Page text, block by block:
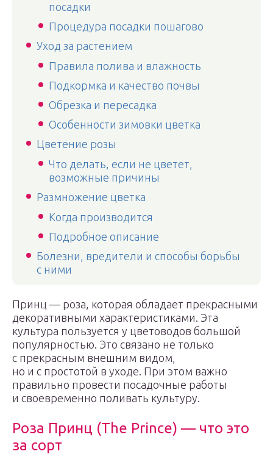
посадки
Процедура посадки пошагово
Уход за растением
Правила полива и влажность
Подкормка и качество почвы
Обрезка и пересадка
Особенности зимовки цветка
Цветение розы
Что делать, если не цветет,
возможные причины
Размножение цветка
Когда производится
Подробное описание
Болезни, вредители и способы борьбы
с ними
Принц — роза, которая обладает прекрасными
декоративными характеристиками. Эта
культура пользуется у цветоводов большой
популярностью. Это связано не только
с прекрасным внешним видом,
но и с простотой в уходе. При этом важно
правильно провести посадочные работы
и своевременно поливать культуру.
Роза Принц (The Prince) — что это
за сорт